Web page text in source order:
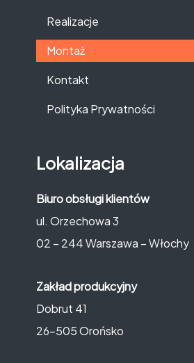
Realizacje
Montaż
Kontakt
Polityka Prywatności
Lokalizacja
Biuro obsługi klientów
ul. Orzechowa 3
02 – 244 Warszawa – Włochy
Zakład produkcyjny
Dobrut 41
26-505 Orońsko